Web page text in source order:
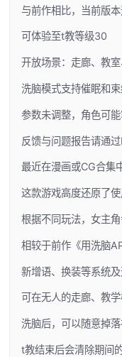
与前作相比，当前版
可体验至t教等级30
开放场景：走廊、教
洗脑模式支持催眠和
参数未调整，角色可
反馈与问题报告请通
最近在漫画或CG合集
这款游戏高度还原了
根据不同玩法，女主
相较于前作《用洗脑
新增语、换装等系统
可在无人的走廊、教
洗脑后，可以随意掉
t教结束后会清除期间